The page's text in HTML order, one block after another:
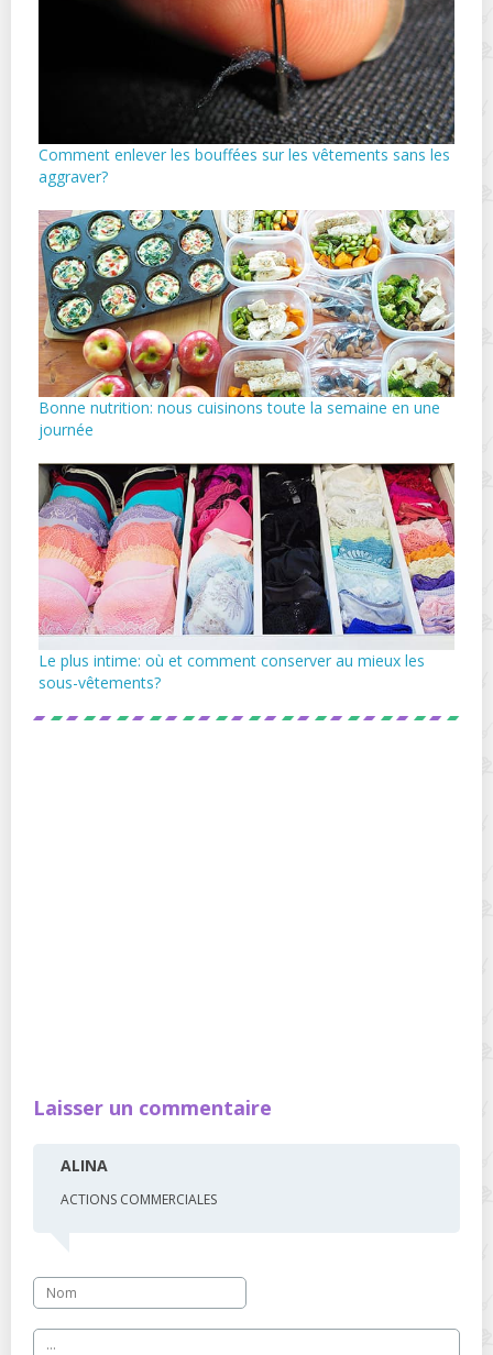
Comment enlever les bouffées sur les vêtements sans les
aggraver?
Bonne nutrition: nous cuisinons toute la semaine en une
journée
Le plus intime: où et comment conserver au mieux les
sous-vêtements?
Laisser un commentaire
ALINA
ACTIONS COMMERCIALES